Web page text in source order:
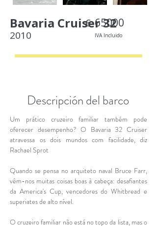
Bavaria Cruiser 32
2010
€ 65000
IVA Incluido
Descripción del barco
Um prático cruzeiro familiar também pode
oferecer desempenho? O Bavaria 32 Cruiser
atravessa os dois mundos com facilidade, diz
Rachael Sprot
Quando se pensa no arquiteto naval Bruce Farr,
vêm-nos muitas coisas boas à cabeça: desafiantes
da America's Cup, vencedores do Whitbread e
superiates de alto nível.
O cruzeiro familiar não está no topo da lista, mas o